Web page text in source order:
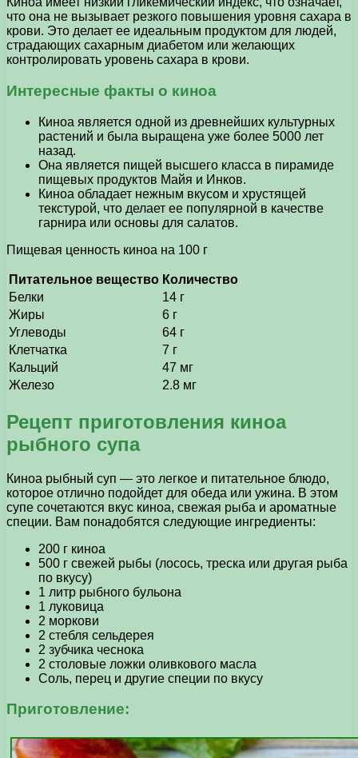
что она не вызывает резкого повышения уровня сахара в
крови. Это делает ее идеальным продуктом для людей,
страдающих сахарным диабетом или желающих
контролировать уровень сахара в крови.
Интересные факты о киноа
Киноа является одной из древнейших культурных
растений и была выращена уже более 5000 лет
назад.
Она является пищей высшего класса в пирамиде
пищевых продуктов Майя и Инков.
Киноа обладает нежным вкусом и хрустящей
текстурой, что делает ее популярной в качестве
гарнира или основы для салатов.
Пищевая ценность киноа на 100 г
Питательное вещество Количество
Белки
14 г
Жиры
6 г
Углеводы
64 г
Клетчатка
7 г
Кальций
47 мг
Железо
2.8 мг
Рецепт приготовления киноа
рыбного супа
Киноа рыбный суп — это легкое и питательное блюдо,
которое отлично подойдет для обеда или ужина. В этом
супе сочетаются вкус киноа, свежая рыба и ароматные
специи. Вам понадобятся следующие ингредиенты:
200 г киноа
500 г свежей рыбы (лосось, треска или другая рыба
по вкусу)
1 литр рыбного бульона
1 луковица
2 моркови
2 стебля сельдерея
2 зубчика чеснока
2 столовые ложки оливкового масла
Соль, перец и другие специи по вкусу
Приготовление: